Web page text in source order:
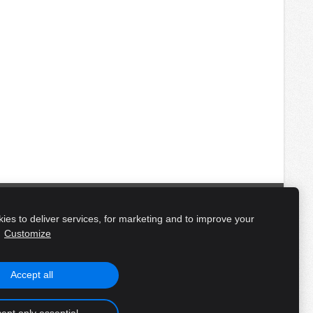
to deliver services, for marketing and to improve your
Customize
Accept all